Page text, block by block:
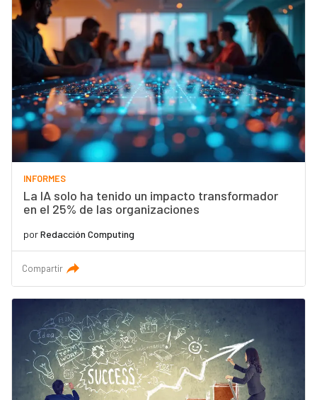
INFORMES
La IA solo ha tenido un impacto transformador
en el 25% de las organizaciones
porRedacción Computing
Compartir